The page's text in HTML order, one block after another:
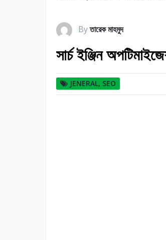
Byতারেক মাহমুদ
সার্চ ইঞ্জিন
JENERAL, SEO